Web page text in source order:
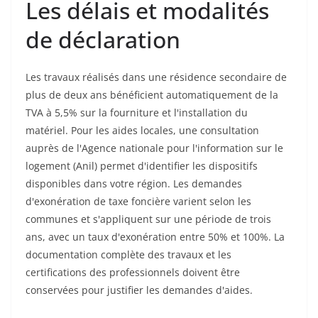
Les délais et modalités
de déclaration
Les travaux réalisés dans une résidence secondaire de
plus de deux ans bénéficient automatiquement de la
TVA à 5,5% sur la fourniture et l'installation du
matériel. Pour les aides locales, une consultation
auprès de l'Agence nationale pour l'information sur le
logement (Anil) permet d'identifier les dispositifs
disponibles dans votre région. Les demandes
d'exonération de taxe foncière varient selon les
communes et s'appliquent sur une période de trois
ans, avec un taux d'exonération entre 50% et 100%. La
documentation complète des travaux et les
certifications des professionnels doivent être
conservées pour justifier les demandes d'aides.